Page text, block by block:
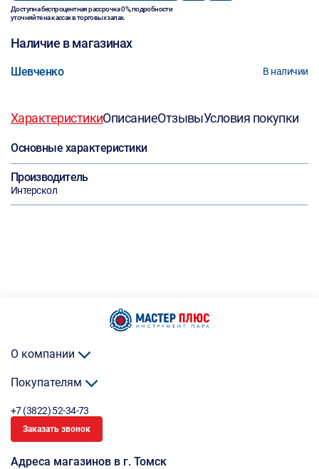
Доступна беспроцентная рассрочка 0%, подробности
уточняйте на кассах в торговых залах.
Наличие в магазинах
Шевченко В наличии
ХарактеристикиОписаниеОтзывыУсловия покупки
Основные характеристики
Производитель
Интерскол
О компании
Покупателям
+7 (3822) 52-34-73
Заказать звонок
Адреса магазинов в г. Томск